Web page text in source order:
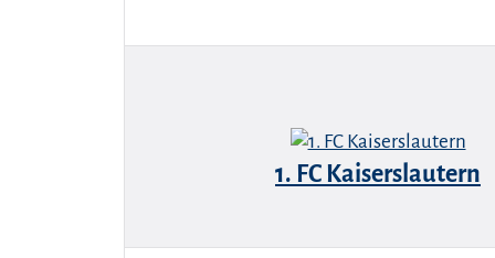
1. FC Kaiserslautern